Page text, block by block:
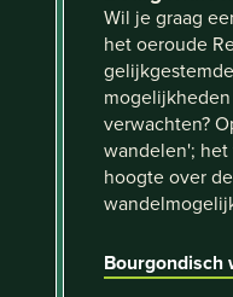
Wil je graag
het oeroude
verwachten?
wandelen'; het
hoogte over
Bourgondisch